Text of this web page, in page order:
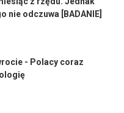
nie odczuwa [BADANIE]
- Polacy coraz